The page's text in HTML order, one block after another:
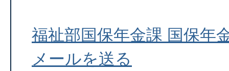
福祉部国保年金課 国保年
メールを送る